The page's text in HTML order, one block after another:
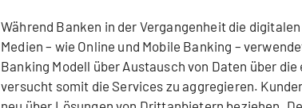
Während Banken in der Vergangenheit die
Medien – wie Online und Mobile Banking –
Banking Modell über Austausch von Daten über
versucht somit die Services zu aggregieren.